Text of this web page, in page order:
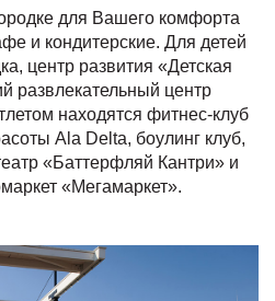
для Вашего комфорта
и кондитерские. Для детей
центр развития «Детская
развлекательный центр
находятся фитнес-клуб
Ala Delta, боулинг клуб,
«Баттерфляй Кантри» и
«Мегамаркет».